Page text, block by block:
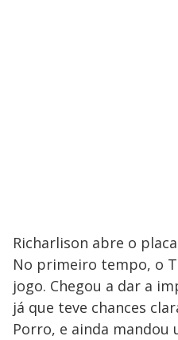
Richarlison abre o
No primeiro tempo, o
jogo. Chegou a dar a
já que teve chances
Porro, e ainda mandou